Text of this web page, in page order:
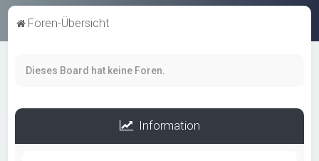
Foren-Übersicht
Dieses Board hat keine Foren.
Information